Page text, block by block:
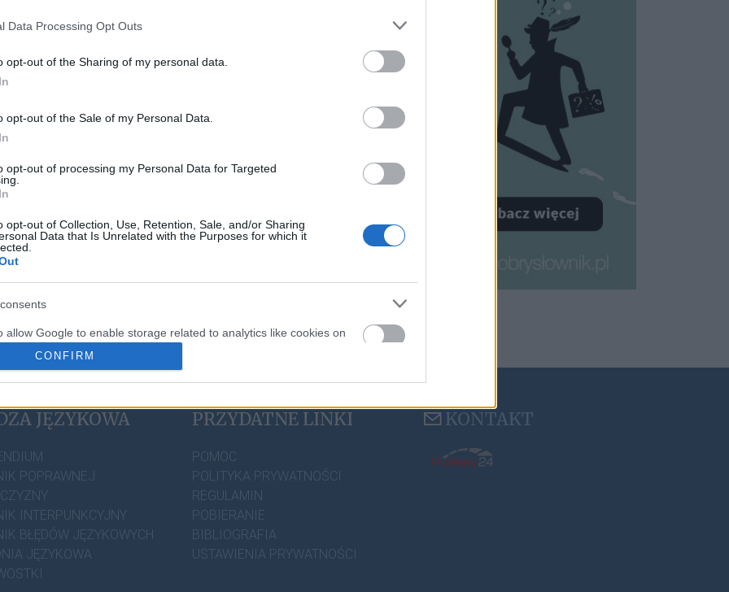
Data Processing Opt Outs
opt-out of the Sharing of my personal data.
opt-out of the Sale of my Personal Data.
opt-out of processing my Personal Data for Targeted
opt-out of Collection, Use, Retention, Sale, and/or Sharing
Data that Is Unrelated with the Purposes for which it
allow Google to enable storage related to analytics like cookies on
identifiers in apps.
allow Google to enable storage related to personalization.
allow Google to enable storage related to security, including
CONFIRM
artykułów w Słowniku
w abonamencie Pro
JĘZYKOWA
POPRAWNEJ
INTERPUNKCYJNY
BŁĘDÓW JĘZYKOWYCH
JĘZYKOWA
PRZYDATNE LINKI
POMOC
POLITYKA PRYWATNOŚCI
REGULAMIN
POBIERANIE
BIBLIOGRAFIA
USTAWIENIA PRYWATNOŚCI
KONTAKT